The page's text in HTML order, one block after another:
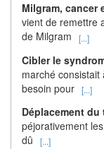
Milgram, cancer
vient de remettre
de Milgram
[...]
Cibler le
marché
besoin pour [...]
Déplacement du
péjorativement
dû
[...]